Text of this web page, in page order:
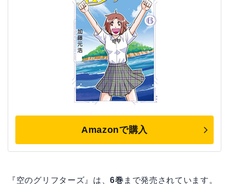
Amazonで購入
『空のグリフターズ』は、6巻 まで発売されています。